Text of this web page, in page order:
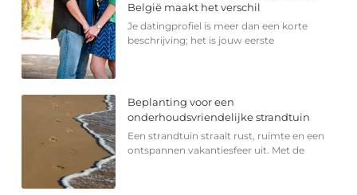
België maakt het verschil
Je datingprofiel is meer dan een korte
beschrijving; het is jouw eerste
Beplanting voor een
onderhoudsvriendelijke strandtuin
Een strandtuin straalt rust, ruimte en een
ontspannen vakantiesfeer uit. Met de